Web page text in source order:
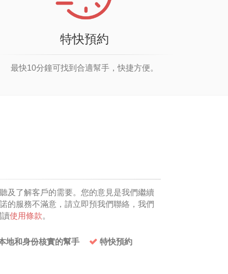
特快預約
最快10分鐘可找到合適幫手，快捷方便。
及了解客戶的需要。您的意見是我們繼續
的服務不滿意，請立即預我們聯絡，我們
讀使用條款。
地和身份核實的幫手 特快預約